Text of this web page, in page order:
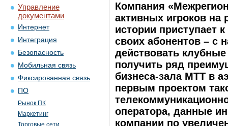
Управление
документами
Интернет
Интеграция
Безопасность
Мобильная связь
Фиксированная связь
ПО
Рынок ПК
Маркетинг
Торговые сети
Компания
активных игроков на
истории приступает
своих абонентов – с
действовать
получить ряд
бизнеса-зала МТТ в
первым проектом
оператора, данные
компании по